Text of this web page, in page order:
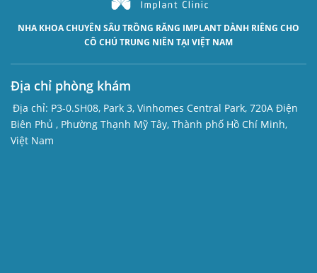
NHA KHOA CHUYÊN SÂU TRỒNG RĂNG IMPLANT DÀNH RIÊNG CHO
CÔ CHÚ TRUNG NIÊN TẠI VIỆT NAM
Địa chỉ phòng khám
Địa chỉ: P3-0.SH08, Park 3, Vinhomes Central Park, 720A Điện
Biên Phủ , Phường Thạnh Mỹ Tây, Thành phố Hồ Chí Minh,
Việt Nam